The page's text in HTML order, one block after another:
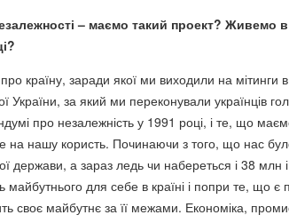
– маємо такий проект? Живемо в
країну, заради якої ми виходили на мітинги
України, за який ми переконували українців
про незалежність у 1991 році, і те, що
на нашу користь. Починаючи з того, що нас
держави, а зараз ледь чи набереться і 38 млн
для себе в країні і попри те, що є
своє майбутнє за її межами. Економіка,